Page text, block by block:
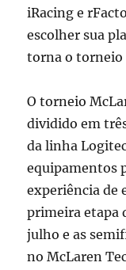
iRacing e
escolher sua
torna o torneio
O torneio
dividido em
da linha
equipamentos
experiência de
primeira etapa
julho e as
no McLaren